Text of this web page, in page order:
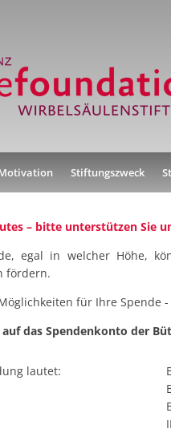
Stiftungszweck
– bitte unterstützen Sie
egal in welcher Höhe,
fördern.
für Ihre Spende
das Spendenkonto der
lautet: